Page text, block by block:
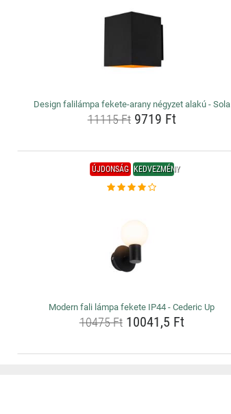
Design falilámpa fekete-arany négyzet alakú - Sola
11115 Ft9719 Ft
ÚJDONSÁG KEDVEZMÉNY
Modern fali lámpa fekete IP44 - Cederic Up
10475 Ft10041,5 Ft